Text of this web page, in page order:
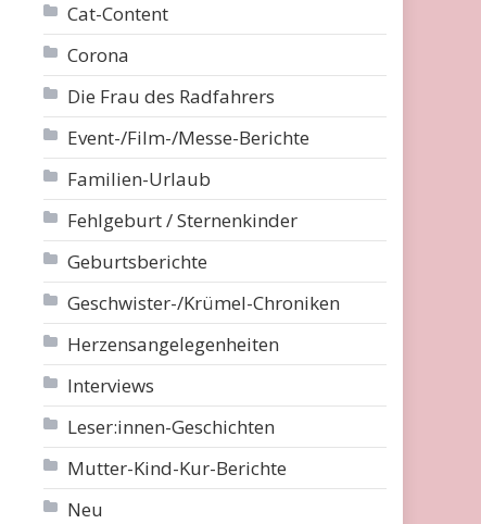
Cat-Content
Corona
Die Frau des Radfahrers
Event-/Film-/Messe-Berichte
Familien-Urlaub
Fehlgeburt / Sternenkinder
Geburtsberichte
Geschwister-/Krümel-Chroniken
Herzensangelegenheiten
Interviews
Leser:innen-Geschichten
Mutter-Kind-Kur-Berichte
Neu